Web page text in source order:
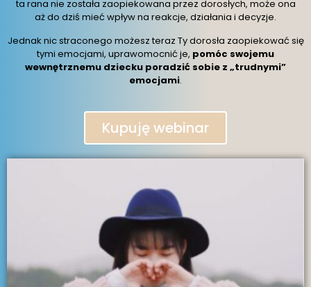
ta rana nie została zaopiekowana przez dorosłych, może ona
aż do dziś mieć wpływ na reakcje, działania i decyzje.
Jednak nic straconego możesz teraz Ty dorosła zaopiekować się
tymi emocjami, uprawomocnić je, pomóc swojemu
wewnętrznemu dziecku poradzić sobie z „trudnymi”
emocjami.
Kupuję webinar